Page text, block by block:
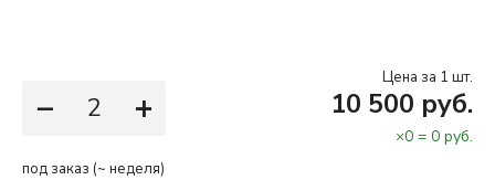
− +
Цена за 1 шт.
10 500 руб.
×0 = 0 руб.
под заказ (~ неделя)